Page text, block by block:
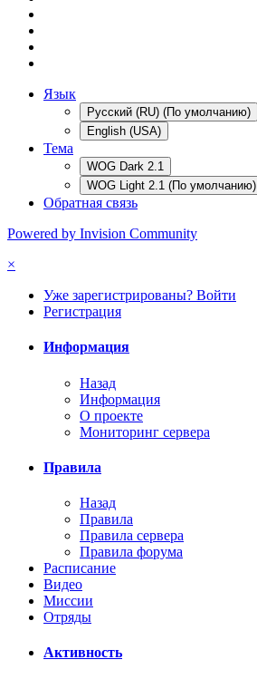
Язык
Русский (RU) (По умолчанию)
English (USA)
Тема
WOG Dark 2.1
WOG Light 2.1 (По умолчанию)
Обратная связь
Powered by Invision Community
×
Уже зарегистрированы? Войти
Регистрация
Информация
Назад
Информация
О проекте
Мониторинг сервера
Правила
Назад
Правила
Правила сервера
Правила форума
Расписание
Видео
Миссии
Отряды
Активность